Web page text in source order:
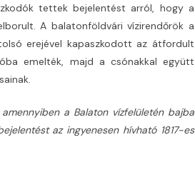
tettek bejelentést arról, hogy a
A balatonföldvári vízirendőrök a
erejével kapaszkodott az átfordult
emelték, majd a csónakkal együtt
a Balaton vízfelületén bajba
az ingyenesen hívható 1817-es